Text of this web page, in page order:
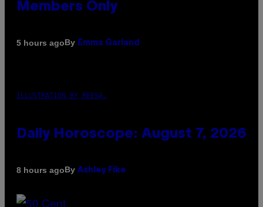
Members Only
5 hours agoBy Emma Garland
ILLUSTRATION BY REESA.
Daily Horoscope: August 7, 2026
8 hours agoBy Ashley Fike